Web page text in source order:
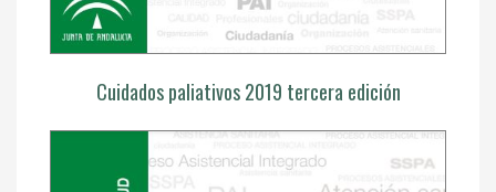
Cuidados paliativos 2019 tercera edición